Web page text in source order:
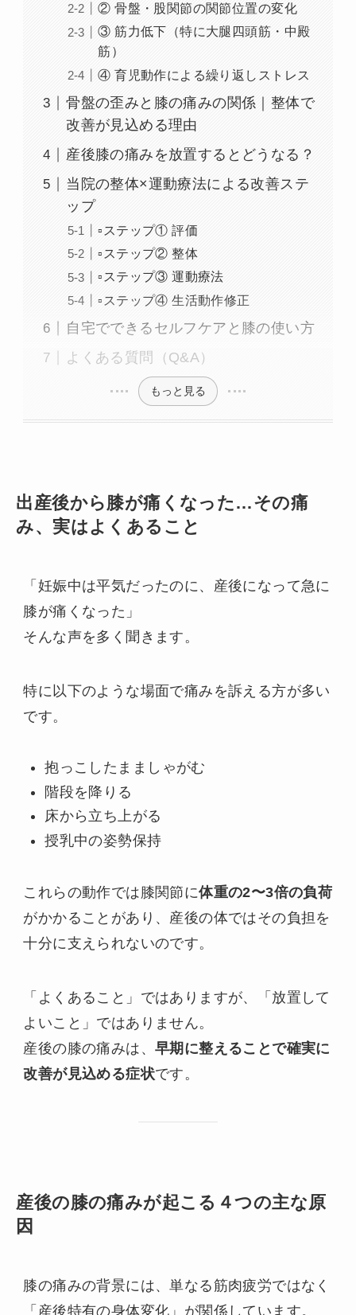
② 骨盤・股関節の関節位置の変化
③ 筋力低下（特に大腿四頭筋・中殿
筋）
④ 育児動作による繰り返しストレス
骨盤の歪みと膝の痛みの関係｜整体で
改善が見込める理由
産後膝の痛みを放置するとどうなる？
当院の整体×運動療法による改善ステ
ップ
▫️ステップ① 評価
▫️ステップ② 整体
▫️ステップ③ 運動療法
▫️ステップ④ 生活動作修正
自宅でできるセルフケアと膝の使い方
よくある質問（Q&A）
もっと見る
出産後から膝が痛くなった…その痛
み、実はよくあること
「妊娠中は平気だったのに、産後になって急に
膝が痛くなった」
そんな声を多く聞きます。
特に以下のような場面で痛みを訴える方が多い
です。
抱っこしたまましゃがむ
階段を降りる
床から立ち上がる
授乳中の姿勢保持
これらの動作では膝関節に体重の2〜3倍の負荷
がかかることがあり、産後の体ではその負担を
十分に支えられないのです。
「よくあること」ではありますが、「放置して
よいこと」ではありません。
産後の膝の痛みは、早期に整えることで確実に
改善が見込める症状です。
産後の膝の痛みが起こる４つの主な原
因
膝の痛みの背景には、単なる筋肉疲労ではなく
「産後特有の身体変化」が関係しています。